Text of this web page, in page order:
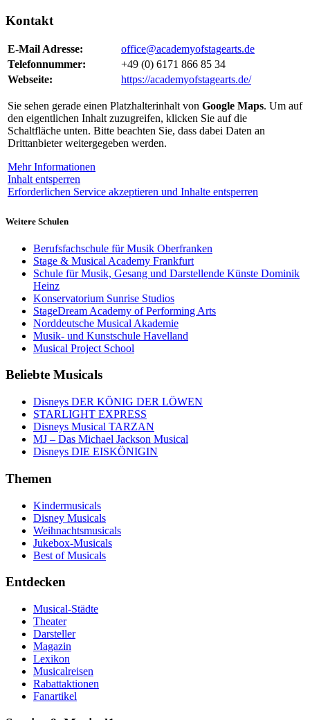
Kontakt
E-Mail Adresse:
office@academyofstagearts.de
Telefonnummer:
+49 (0) 6171 866 85 34
Webseite:
https://academyofstagearts.de/
Sie sehen gerade einen Platzhalterinhalt von Google Maps. Um auf
den eigentlichen Inhalt zuzugreifen, klicken Sie auf die
Schaltfläche unten. Bitte beachten Sie, dass dabei Daten an
Drittanbieter weitergegeben werden.
Mehr Informationen
Inhalt entsperren
Erforderlichen Service akzeptieren und Inhalte entsperren
Weitere Schulen
Berufsfachschule für Musik Oberfranken
Stage & Musical Academy Frankfurt
Schule für Musik, Gesang und Darstellende Künste Dominik
Heinz
Konservatorium Sunrise Studios
StageDream Academy of Performing Arts
Norddeutsche Musical Akademie
Musik- und Kunstschule Havelland
Musical Project School
Beliebte Musicals
Disneys DER KÖNIG DER LÖWEN
STARLIGHT EXPRESS
Disneys Musical TARZAN
MJ – Das Michael Jackson Musical
Disneys DIE EISKÖNIGIN
Themen
Kindermusicals
Disney Musicals
Weihnachtsmusicals
Jukebox-Musicals
Best of Musicals
Entdecken
Musical-Städte
Theater
Darsteller
Magazin
Lexikon
Musicalreisen
Rabattaktionen
Fanartikel